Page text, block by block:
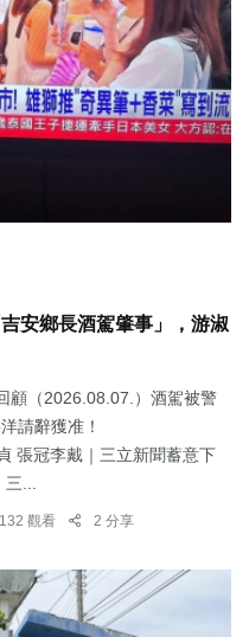
安鄉長酒駕肇事」，游淑
顧（2026.08.07.）酒駕被警
請辭獲准！
張冠李戴｜三立新聞蓄意下
...
觀看 2 分享